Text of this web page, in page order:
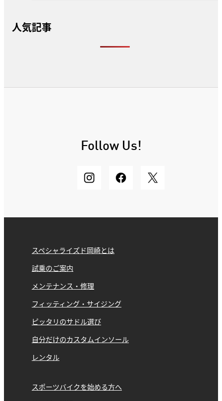
人気記事
Follow Us!
スペシャライズド岡崎とは
試乗のご案内
メンテナンス・修理
フィッティング・サイジング
ピッタリのサドル選び
自分だけのカスタムインソール
レンタル
スポーツバイクを始める方へ